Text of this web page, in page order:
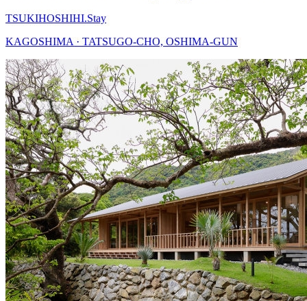
TSUKIHOSHIHI.Stay
KAGOSHIMA · TATSUGO-CHO, OSHIMA-GUN